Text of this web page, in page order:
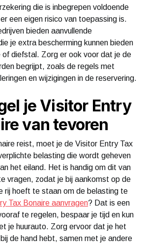
die is inbegrepen voldoende
een eigen risico van toepassing is.
bieden aanvullende
je extra bescherming kunnen bieden
of diefstal. Zorg er ook voor dat je de
begrijpt, zoals de regels met
en wijzigingen in de reservering.
je Visitor Entry
van tevoren
reist, moet je de Visitor Entry Tax
belasting die wordt geheven
het eiland. Het is handig om dit van
vragen, zodat je bij aankomst op de
rij hoeft te staan om de belasting te
Tax Bonaire aanvragen? Dat is een
te regelen, bespaar je tijd en kun
je huurauto. Zorg ervoor dat je het
de hand hebt, samen met je andere